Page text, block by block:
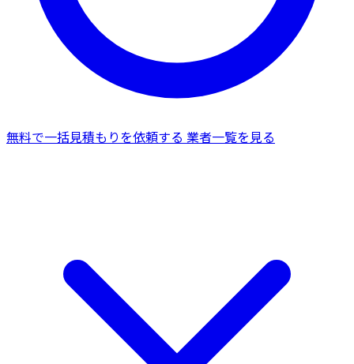
無料で一括見積もりを依頼する 業者一覧を見る